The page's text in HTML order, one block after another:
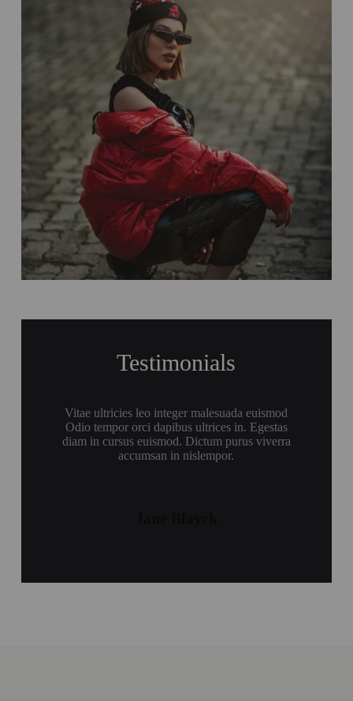
Testimonials
Vitae ultricies leo integer malesuada euismod
Odio tempor orci dapibus ultrices in. Egestas
diam in cursus euismod. Dictum purus viverra
accumsan in nislempor.